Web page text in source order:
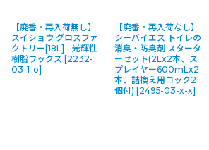
【廃番・再入荷無し】
スイショウ グロスファ
クトリー[18L] - 光輝性
樹脂ワックス [2232-
03-1-o]
【廃番・再入荷なし】
シーバイエス トイレの
消臭・防臭剤 スタータ
ーセット(2Lx2本、ス
プレイヤー600mLx2
本、詰換え用コック2
個付) [2495-03-x-x]